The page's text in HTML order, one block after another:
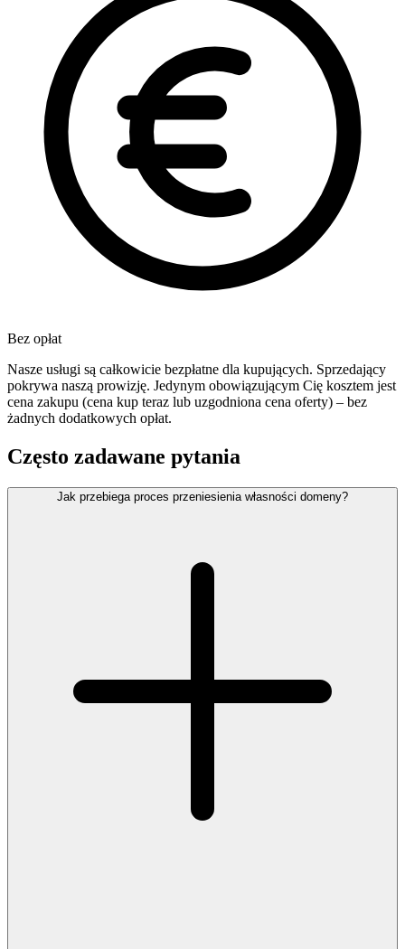
Bez opłat
Nasze usługi są całkowicie bezpłatne dla kupujących. Sprzedający
pokrywa naszą prowizję. Jedynym obowiązującym Cię kosztem jest
cena zakupu (cena kup teraz lub uzgodniona cena oferty) – bez
żadnych dodatkowych opłat.
Często zadawane pytania
Jak przebiega proces przeniesienia własności domeny?